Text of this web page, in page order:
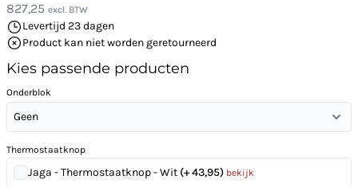
827,25 excl. BTW
Levertijd 23 dagen
Product kan niet worden geretourneerd
Kies passende producten
Onderblok
Geen
Thermostaatknop
Jaga - Thermostaatknop - Wit (+ 43,95) bekijk